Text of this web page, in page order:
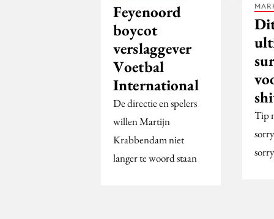
Feyenoord
boycot
verslaggever
Voetbal
International
De directie en spelers
willen Martijn
Krabbendam niet
langer te woord staan
Tip
sorry